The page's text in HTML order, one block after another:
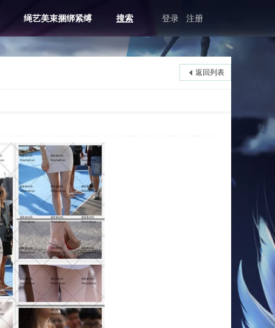
绳艺美束捆绑紧缚 搜索 登录 注册
返回列表